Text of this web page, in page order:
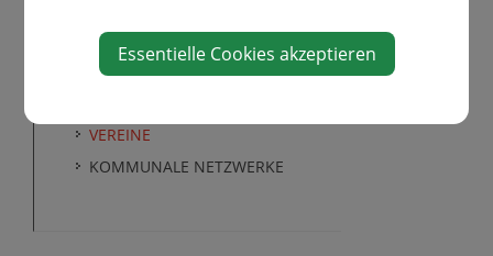
FEUERWEHR
KIRCHE/RELIGION
VEREINE
KOMMUNALE NETZWERKE
Essentielle Cookies akzeptieren